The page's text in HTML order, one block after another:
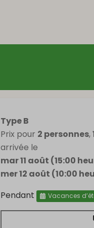
Type B
Prix pour 2 personnes,
arrivée le
mar 11 août (15:00
mer 12 août (10:00
Pendant
Vacances